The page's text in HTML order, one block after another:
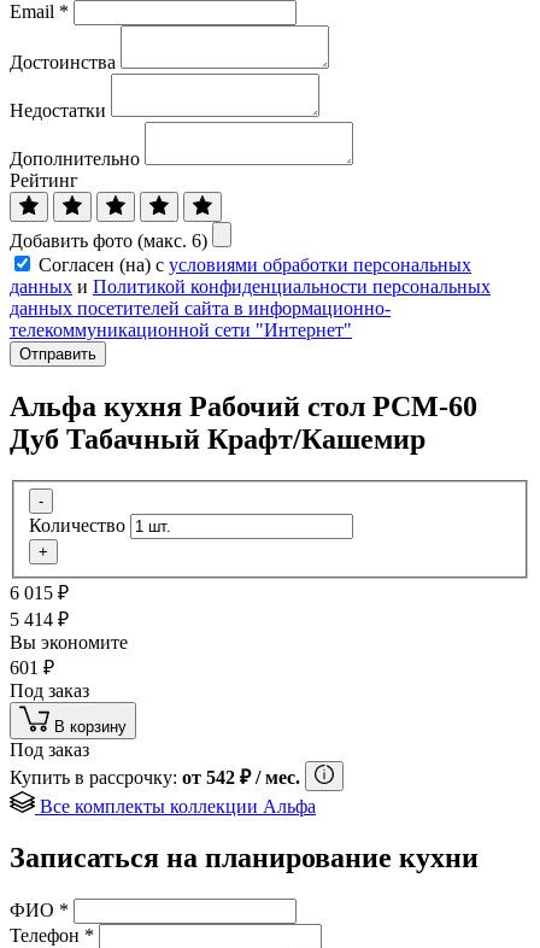
Email *
Достоинства
Недостатки
Дополнительно
Рейтинг
Добавить фото (макс. 6)
Согласен (на) с условиями обработки персональных
данных и Политикой конфиденциальности персональных
данных посетителей сайта в информационно-
телекоммуникационной сети "Интернет"
Отправить
Альфа кухня Рабочий стол РСМ-60
Дуб Табачный Крафт/Кашемир
-
Количество
+
6 015 ₽
5 414 ₽
Вы экономите
601 ₽
Под заказ
В корзину
Под заказ
Купить в рассрочку: от 542 ₽/ мес.
Все комплекты коллекции Альфа
Записаться на планирование кухни
ФИО *
Телефон *